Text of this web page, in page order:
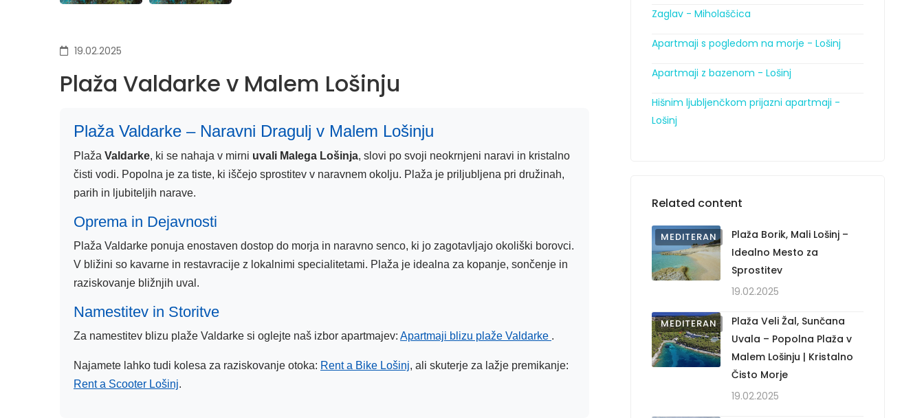
19.02.2025
Plaža Valdarke v Malem Lošinju
Plaža Valdarke – Naravni Dragulj v Malem Lošinju
Plaža Valdarke, ki se nahaja v mirni uvali Malega Lošinja, slovi po svoji neokrnjeni naravi in kristalno
čisti vodi. Popolna je za tiste, ki iščejo sprostitev v naravnem okolju. Plaža je priljubljena pri družinah,
parih in ljubiteljih narave.
Oprema in Dejavnosti
Plaža Valdarke ponuja enostaven dostop do morja in naravno senco, ki jo zagotavljajo okoliški borovci.
V bližini so kavarne in restavracije z lokalnimi specialitetami. Plaža je idealna za kopanje, sončenje in
raziskovanje bližnjih uval.
Namestitev in Storitve
Za namestitev blizu plaže Valdarke si oglejte naš izbor apartmajev: Apartmaji blizu plaže Valdarke .
Najamete lahko tudi kolesa za raziskovanje otoka: Rent a Bike Lošinj, ali skuterje za lažje premikanje:
Rent a Scooter Lošinj.
Zaglav - Miholaščica
Apartmaji s pogledom na morje - Lošinj
Apartmaji z bazenom - Lošinj
Hišnim ljubljenčkom prijazni apartmaji -
Lošinj
Related content
MEDITERAN
Plaža Borik, Mali Lošinj –
Idealno Mesto za
Sprostitev
19.02.2025
MEDITERAN
Plaža Veli Žal, Sunčana
Uvala – Popolna Plaža v
Malem Lošinju | Kristalno
Čisto Morje
19.02.2025